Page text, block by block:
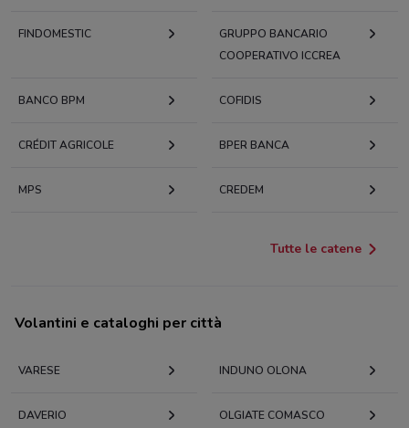
FINDOMESTIC
GRUPPO BANCARIO
COOPERATIVO ICCREA
BANCO BPM COFIDIS
CRÉDIT AGRICOLE BPER BANCA
MPS CREDEM
Tutte le catene
Volantini e cataloghi per città
VARESE INDUNO OLONA
DAVERIO OLGIATE COMASCO